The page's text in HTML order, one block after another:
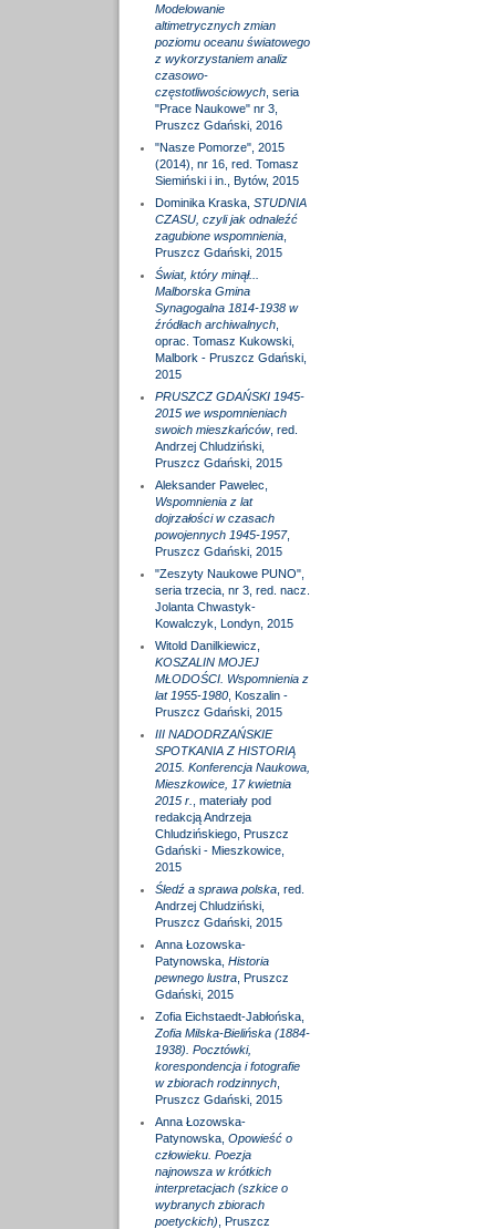
Modelowanie
altimetrycznych zmian
poziomu oceanu światowego
z wykorzystaniem analiz
czasowo-
częstotliwościowych, seria
"Prace Naukowe" nr 3,
Pruszcz Gdański, 2016
"Nasze Pomorze", 2015
(2014), nr 16, red. Tomasz
Siemiński i in., Bytów, 2015
Dominika Kraska, STUDNIA
CZASU, czyli jak odnaleźć
zagubione wspomnienia,
Pruszcz Gdański, 2015
Świat, który minął...
Malborska Gmina
Synagogalna 1814-1938 w
źródłach archiwalnych,
oprac. Tomasz Kukowski,
Malbork - Pruszcz Gdański,
2015
PRUSZCZ GDAŃSKI 1945-
2015 we wspomnieniach
swoich mieszkańców, red.
Andrzej Chludziński,
Pruszcz Gdański, 2015
Aleksander Pawelec,
Wspomnienia z lat
dojrzałości w czasach
powojennych 1945-1957,
Pruszcz Gdański, 2015
"Zeszyty Naukowe PUNO",
seria trzecia, nr 3, red. nacz.
Jolanta Chwastyk-
Kowalczyk, Londyn, 2015
Witold Danilkiewicz,
KOSZALIN MOJEJ
MŁODOŚCI. Wspomnienia z
lat 1955-1980, Koszalin -
Pruszcz Gdański, 2015
III NADODRZAŃSKIE
SPOTKANIA Z HISTORIĄ
2015. Konferencja Naukowa,
Mieszkowice, 17 kwietnia
2015 r.
, materiały pod
redakcją Andrzeja
Chludzińskiego, Pruszcz
Gdański - Mieszkowice,
2015
Śledź a sprawa polska, red.
Andrzej Chludziński,
Pruszcz Gdański, 2015
Anna Łozowska-
Patynowska, Historia
pewnego lustra, Pruszcz
Gdański, 2015
Zofia Eichstaedt-Jabłońska,
Zofia Milska-Bielińska (1884-
1938). Pocztówki,
korespondencja i fotografie
w zbiorach rodzinnych,
Pruszcz Gdański, 2015
Anna Łozowska-
Patynowska, Opowieść o
człowieku. Poezja
najnowsza w krótkich
interpretacjach (szkice o
wybranych zbiorach
poetyckich) , Pruszcz